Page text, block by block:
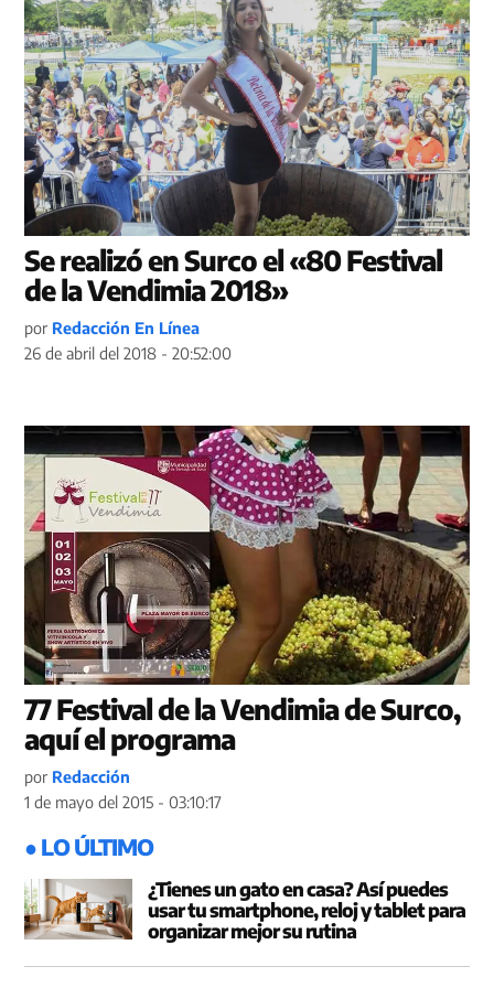
Se realizó en Surco el «80 Festival
de la Vendimia 2018»
por Redacción En Línea
26 de abril del 2018 - 20:52:00
77 Festival de la Vendimia de Surco,
aquí el programa
por Redacción
1 de mayo del 2015 - 03:10:17
● LO ÚLTIMO
¿Tienes un gato en casa? Así puedes
usar tu smartphone, reloj y tablet para
organizar mejor su rutina